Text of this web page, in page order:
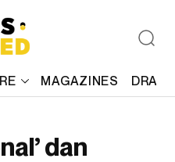
MAGAZINES
dan